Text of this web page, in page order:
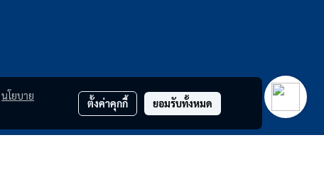
นโยบาย
ตั้งค่าคุกกี้ ยอมรับทั้งหมด